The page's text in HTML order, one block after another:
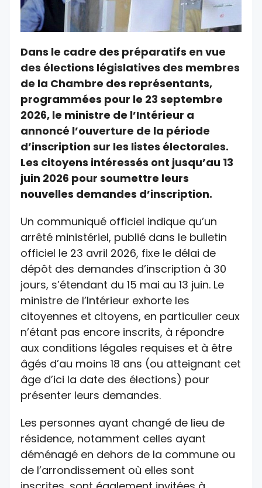
Dans le cadre des préparatifs en vue
des élections législatives des membres
de la Chambre des représentants,
programmées pour le 23 septembre
2026, le ministre de l’Intérieur a
annoncé l’ouverture de la période
d’inscription sur les listes électorales.
Les citoyens intéressés ont jusqu’au 13
juin 2026 pour soumettre leurs
nouvelles demandes d’inscription.
Un communiqué officiel indique qu’un
arrêté ministériel, publié dans le bulletin
officiel le 23 avril 2026, fixe le délai de
dépôt des demandes d’inscription à 30
jours, s’étendant du 15 mai au 13 juin. Le
ministre de l’Intérieur exhorte les
citoyennes et citoyens, en particulier ceux
n’étant pas encore inscrits, à répondre
aux conditions légales requises et à être
âgés d’au moins 18 ans (ou atteignant cet
âge d’ici la date des élections) pour
présenter leurs demandes.
Les personnes ayant changé de lieu de
résidence, notamment celles ayant
déménagé en dehors de la commune ou
de l’arrondissement où elles sont